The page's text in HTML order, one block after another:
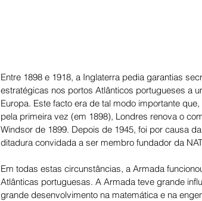
Entre 1898 e 1918, a Inglaterra pedia garantias
estratégicas nos portos Atlânticos portugueses a
Europa. Este facto era de tal modo importante
pela primeira vez (em 1898), Londres renova o
Windsor de 1899. Depois de 1945, foi por causa
ditadura convidada a ser membro fundador da
Em todas estas circunstâncias, a Armada
Atlânticas portuguesas. A Armada teve grande
grande desenvolvimento na matemática e na